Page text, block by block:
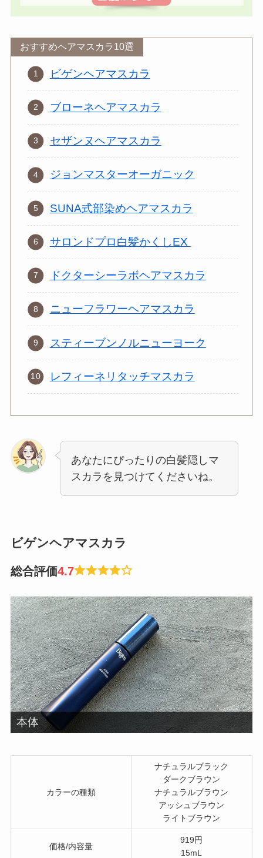
おすすめヘアマスカラ10選
ビゲンヘアマスカラ
ブローネヘアマスカラ
セザンヌヘアマスカラ
ジョンマスターオーガニック
SUNA式部染めヘアマスカラ
サロンドプロ白髪かくしEX
ドクターシーラボヘアマスカラ
ニューフラワーヘアマスカラ
スティーブンノルニューヨーク
レフィーネリタッチマスカラ
あなたにぴったりの白髪隠しマ
スカラを見つけてくださいね。
ビゲンヘアマスカラ
総合評価4.7
本体
カラーの種類
ナチュラルブラック
ダークブラウン
ナチュラルブラウン
アッシュブラウン
ライトブラウン
価格/内容量
919円
15mL